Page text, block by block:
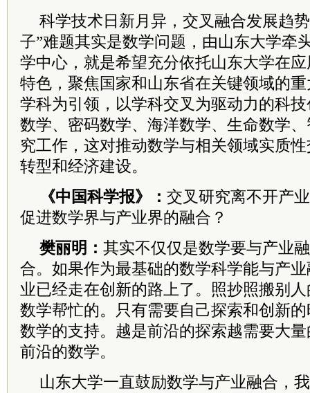
科学技术日新月异，交叉融合发展趋
子”难题其实是数学问题，由山东大学牵
学中心，就是希望充分依托山东大学在
特色，聚焦国家和山东省在关键领域的
学科为引领，以学科交叉为驱动力的科
数学、密码数学、海洋数学、生命数学
究工作，这对推动数学与相关领域实质
转型和经济建设。
《中国科学报》： 交叉研究离不开产
促进数学界与产业界的融合？
樊丽明： 其实不仅仅是数学要与产业
合。如果作为最基础的数学科学能与产
业已经走在创新的路上了。照抄照搬别
数学帮忙的。只有需要自己探索和创新
数学的支持。越是前沿的探索越需要大
前沿的数学。
山东大学一直鼓励数学与产业融合，